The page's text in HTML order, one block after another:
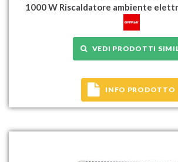
1000 W Riscaldatore ambiente
VEDI PRODOTTI
INFO PRODOTTO